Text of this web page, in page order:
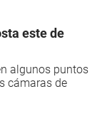
este de
algunos puntos
cámaras de